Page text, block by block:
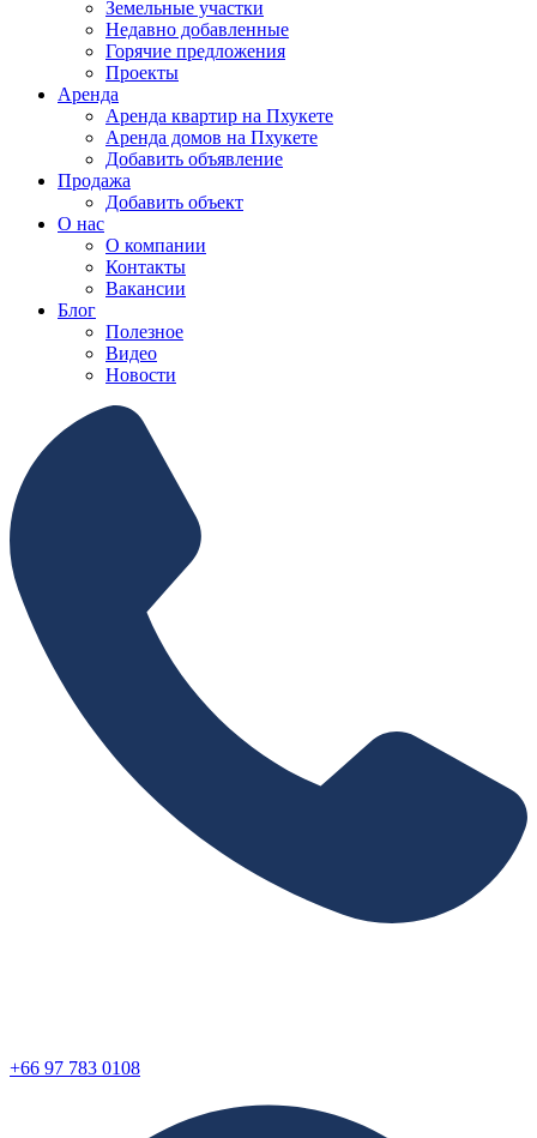
Земельные участки
Недавно добавленные
Горячие предложения
Проекты
Аренда
Аренда квартир на Пхукете
Аренда домов на Пхукете
Добавить объявление
Продажа
Добавить объект
О нас
О компании
Контакты
Вакансии
Блог
Полезное
Видео
Новости
+66 97 783 0108